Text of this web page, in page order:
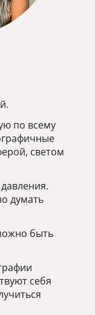
по всему
светом
думать
быть
себя